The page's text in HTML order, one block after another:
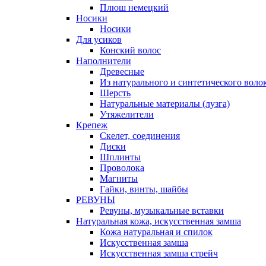
Плюш немецкий
Носики
Носики
Для усиков
Конский волос
Наполнители
Древесные
Из натурального и синтетического
Шерсть
Натуральные материалы (лузга)
Утяжелители
Крепеж
Скелет, соединения
Диски
Шплинты
Проволока
Магниты
Гайки, винты, шайбы
РЕВУНЫ
Ревуны, музыкальные вставки
Натуральная кожа, искусственная замша
Кожа натуральная и спилок
Искусственная замша
Искусственная замша стрейч